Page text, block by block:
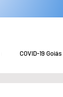
COVID-19 Goiás